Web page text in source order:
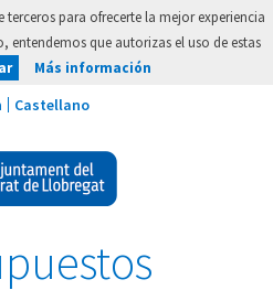
para ofrecerte la mejor experiencia
entendemos que autorizas el uso de estas
Más información